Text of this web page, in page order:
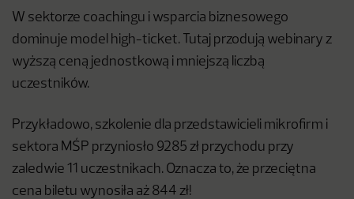
W sektorze coachingu i wsparcia biznesowego
dominuje model high-ticket. Tutaj przodują webinary z
wyższą ceną jednostkową i mniejszą liczbą
uczestników.
Przykładowo, szkolenie dla przedstawicieli mikrofirm i
sektora MŚP przyniosło 9285 zł przychodu przy
zaledwie 11 uczestnikach. Oznacza to, że przeciętna
cena biletu wynosiła aż 844 zł!